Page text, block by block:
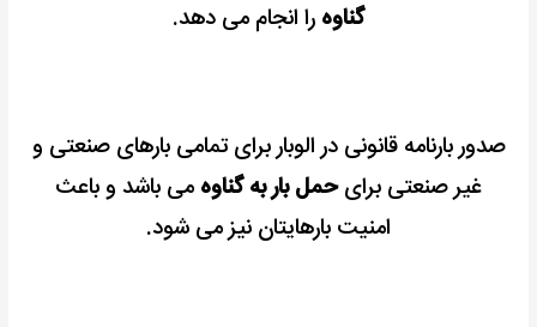
گناوه را انجام می دهد.
صدور بارنامه قانونی در الوبار برای تمامی بارهای صنعتی و
غیر صنعتی برایحمل بار به گناوه می باشد و باعث
امنیت بارهایتان نیز می شود.